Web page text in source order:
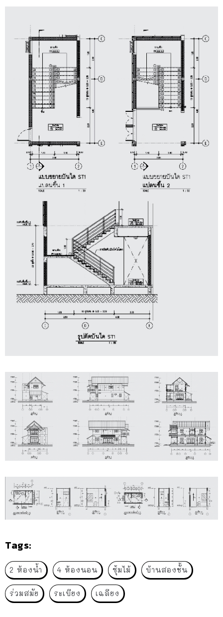
Tags:
2 ห้องน้ำ 4 ห้องนอน ซุ้มไม้ บ้านสองชั้น
ร่วมสมัย ระเบียง เฉลียง